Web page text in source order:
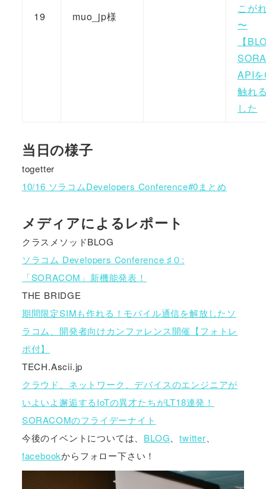
19 muo_jp様
こが
〜
【
API
触れ
した
当日の様子
togetter
10/16 ソラコムDevelopers Conference#0まとめ
メディアによるレポート
クラスメソッドBLOG
ソラコム Developers Conference ♯０:
「SORACOM」新機能発表！
THE BRIDGE
期間限定SIMも作れる！モバイル通信を解放したソ
ラコム、開発者向けカンファレンス開催【フォトレ
ポ付】
TECH.Ascii.jp
クラウド、ネットワーク、デバイスのエンジニアが
いよいよ邂逅するIoTの異才たちがLT18連発！
SORACOMのフライデーナイト
今後のイベントについては、 BLOG 、twitter
facebookからフォロー下さい！